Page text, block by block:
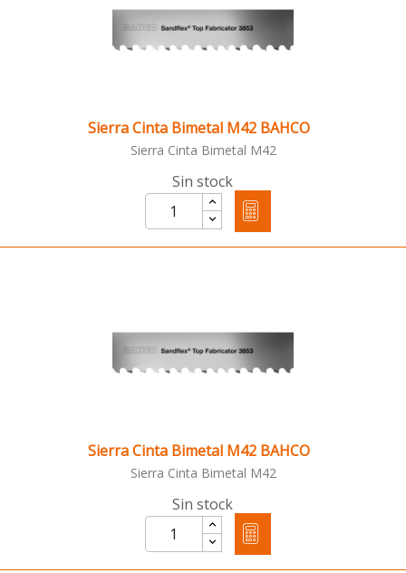
Sierra Cinta Bimetal M42 BAHCO
Sierra Cinta Bimetal M42
Sin stock
Sierra Cinta Bimetal M42 BAHCO
Sierra Cinta Bimetal M42
Sin stock